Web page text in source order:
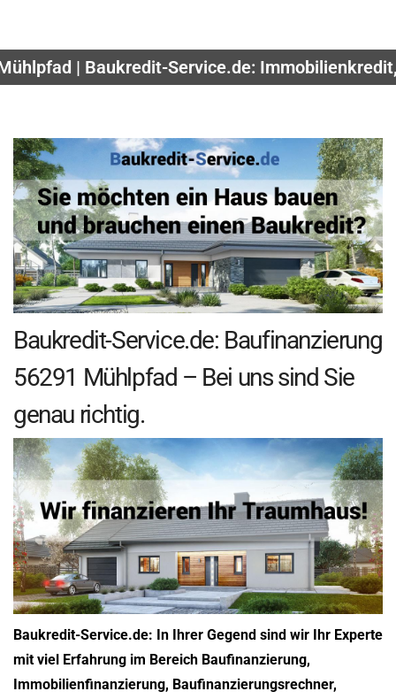
| Baukredit-Service.de:
Baukredit-Service.de: Baufinanzierung
56291 Mühlpfad – Bei uns sind Sie
genau richtig.
Baukredit-Service.de: In Ihrer Gegend sind wir Ihr Experte
mit viel Erfahrung im Bereich Baufinanzierung,
Immobilienfinanzierung, Baufinanzierungsrechner,